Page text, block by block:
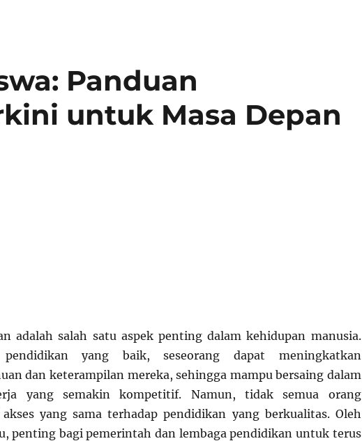
Panduan
untuk Masa Depan
adalah salah satu aspek penting dalam kehidupan manusia.
pendidikan yang baik, seseorang dapat meningkatkan
dan keterampilan mereka, sehingga mampu bersaing dalam
yang semakin kompetitif. Namun, tidak semua orang
yang sama terhadap pendidikan yang berkualitas. Oleh
penting bagi pemerintah dan lembaga pendidikan untuk terus